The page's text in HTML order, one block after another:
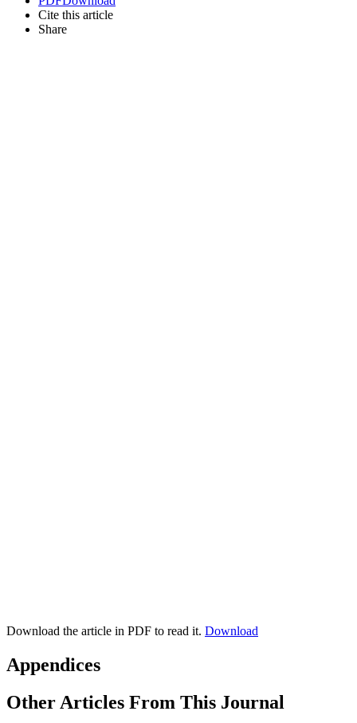
Cite this article
Share
Download the article in PDF to read it. Download
Appendices
Other Articles From This Journal